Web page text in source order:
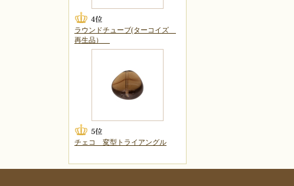
ラウンドチューブ(ターコイズ
再生品）
チェコ 変型トライアングル